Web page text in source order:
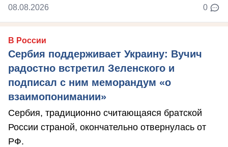
08.08.2026 0
В России
Сербия поддерживает Украину: Вучич
радостно встретил Зеленского и
подписал с ним меморандум «о
взаимопонимании»
Сербия, традиционно считающаяся братской
России страной, окончательно отвернулась от
РФ.